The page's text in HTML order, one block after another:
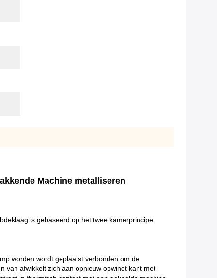
Machine metalliseren
is gebaseerd op het twee kamerprincipe.
worden wordt geplaatst verbonden om de
van afwikkelt zich aan opnieuw opwindt kant met